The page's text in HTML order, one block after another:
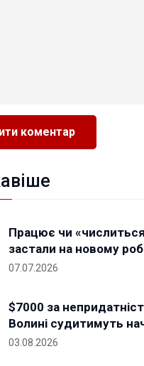
Працює чи
застали на новому
07.07.2026
$7000 за
Волині судитимуть
03.08.2026